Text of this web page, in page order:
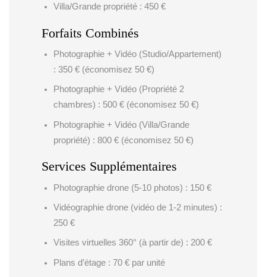
Villa/Grande propriété : 450 €
Forfaits Combinés
Photographie + Vidéo (Studio/Appartement)
: 350 € (économisez 50 €)
Photographie + Vidéo (Propriété 2
chambres) : 500 € (économisez 50 €)
Photographie + Vidéo (Villa/Grande
propriété) : 800 € (économisez 50 €)
Services Supplémentaires
Photographie drone (5-10 photos) : 150 €
Vidéographie drone (vidéo de 1-2 minutes) :
250 €
Visites virtuelles 360° (à partir de) : 200 €
Plans d’étage : 70 € par unité